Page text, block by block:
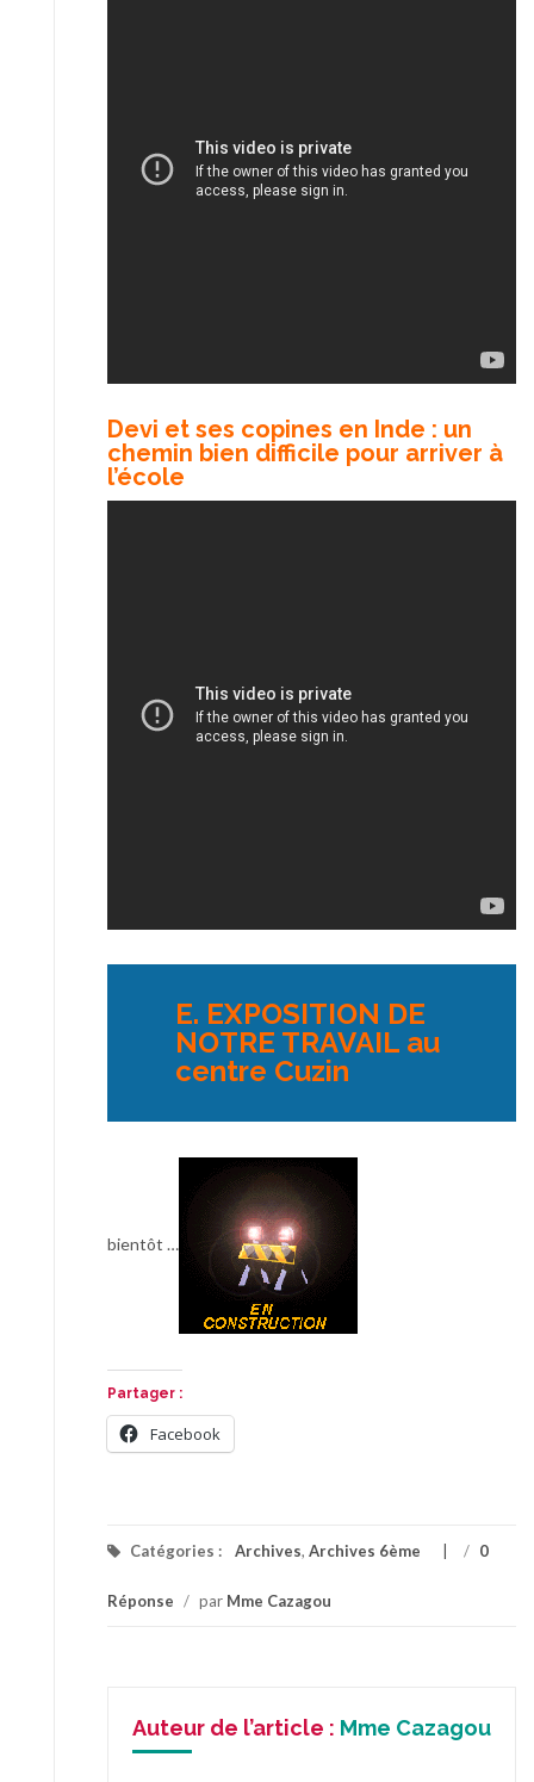
Devi et ses copines en Inde : un
chemin bien difficile pour arriver à
l’école
E. EXPOSITION DE
NOTRE TRAVAIL au
centre Cuzin
bientôt …
Partager :
Facebook
Catégories : Archives, Archives 6ème / 0
Réponse / par Mme Cazagou
Auteur de l’article : Mme Cazagou